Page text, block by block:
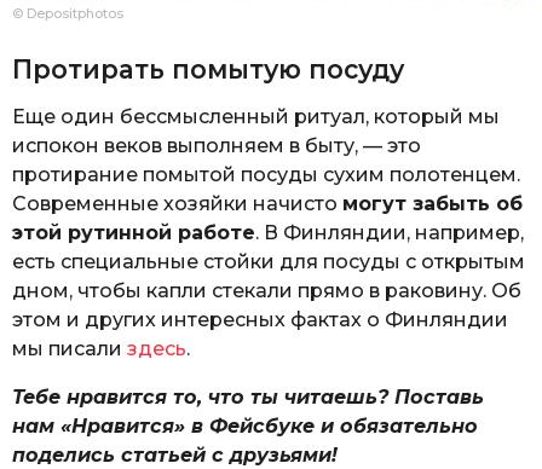
© Depositphotos
Протирать помытую посуду
Еще один бессмысленный ритуал, который мы
испокон веков выполняем в быту, — это
протирание помытой посуды сухим полотенцем.
Современные хозяйки начисто могут забыть об
этой рутинной работе. В Финляндии, например,
есть специальные стойки для посуды с открытым
дном, чтобы капли стекали прямо в раковину. Об
этом и других интересных фактах о Финляндии
мы писали здесь.
Тебе нравится то, что ты читаешь? Поставь
нам «Нравится» в Фейсбуке и обязательно
поделись статьей с друзьями!